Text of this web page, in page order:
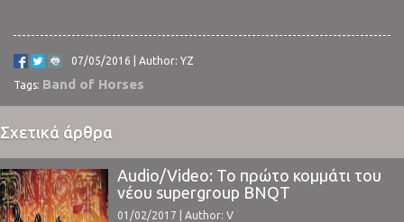
07/05/2016 | Author: YZ
Tags: Band of Horses
Σχετικά άρθρα
Audio/Video: Το πρώτο κομμάτι του
νέου supergroup BNQT
01/02/2017 | Author: V